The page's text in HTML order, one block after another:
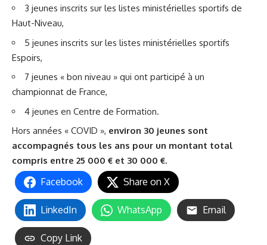
3 jeunes inscrits sur les listes ministérielles sportifs de
Haut-Niveau,
5 jeunes inscrits sur les listes ministérielles sportifs
Espoirs,
7 jeunes « bon niveau » qui ont participé à un
championnat de France,
4 jeunes en Centre de Formation.
Hors années « COVID », environ 30 jeunes sont
accompagnés tous les ans pour un montant total
compris entre 25 000 € et 30 000 €.
Facebook Share on X
LinkedIn WhatsApp Email
Copy Link